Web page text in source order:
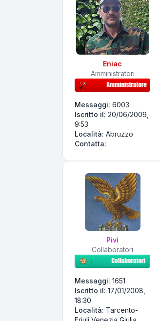
Eniac
Amministratori
Messaggi: 6003
Iscritto il: 20/06/2009,
9:53
Località: Abruzzo
Contatta:
Pivi
Collaboratori
Messaggi: 1651
Iscritto il: 17/01/2008,
18:30
Località: Tarcento-